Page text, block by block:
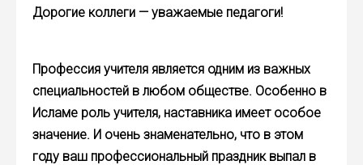
Дорогие коллеги — уважаемые педагоги!
Профессия учителя является одним из важных
специальностей в любом обществе. Особенно в
Исламе роль учителя, наставника имеет особое
значение. И очень знаменательно, что в этом
году ваш профессиональный праздник выпал в